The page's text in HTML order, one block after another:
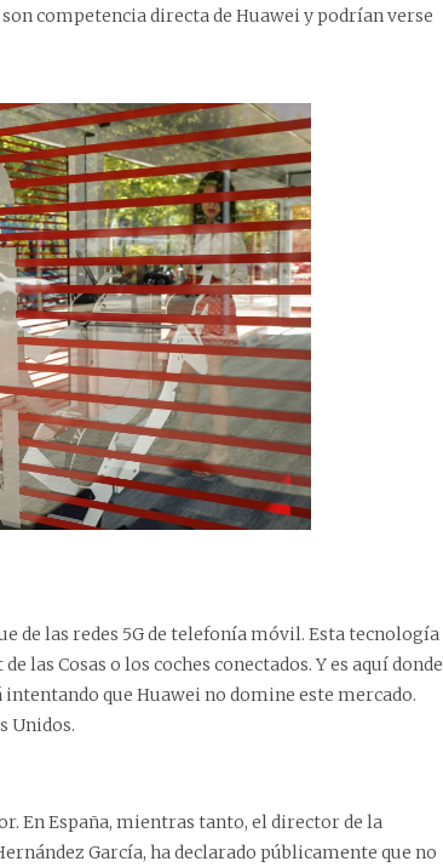
competencia directa de Huawei y podrían verse
de las redes 5G de telefonía móvil. Esta tecnología
las Cosas o los coches conectados. Y es aquí donde
que Huawei no domine este mercado.
Unidos.
En España, mientras tanto, el director de la
García, ha declarado públicamente que no